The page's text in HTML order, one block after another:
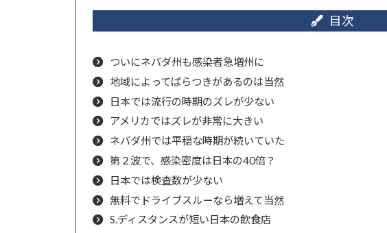
ついにネバダ州も感染者急増州に
地域によってばらつきがあるのは当然
日本では流行の時期のズレが少ない
アメリカではズレが非常に大きい
ネバダ州では平穏な時期が続いていた
第２波で、感染密度は日本の40倍？
日本では検査数が少ない
無料でドライブスルーなら増えて当然
S.ディスタンスが短い日本の飲食店